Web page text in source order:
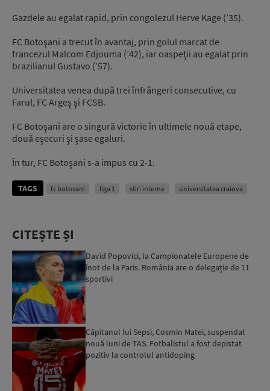
Gazdele au egalat rapid, prin congolezul Herve Kage (’35).
FC Botoşani a trecut în avantaj, prin golul marcat de
francezul Malcom Edjouma (’42), iar oaspeţii au egalat prin
brazilianul Gustavo (’57).
Universitatea venea după trei înfrângeri consecutive, cu
Farul, FC Argeş şi FCSB.
FC Botoşani are o singură victorie în ultimele nouă etape,
două eşecuri şi şase egaluri.
În tur, FC Botoşani s-a impus cu 2-1.
TAGS fc botosani liga 1 stiri interne universitatea craiova
CITEȘTE ȘI
David Popovici, la Campionatele Europene de
înot de la Paris. România are o delegație de 11
sportivi
Căpitanul lui Sepsi, Cosmin Matei, suspendat
nouă luni de TAS. Fotbalistul a fost depistat
pozitiv la controlul antidoping